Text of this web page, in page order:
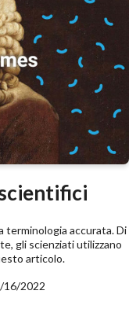
terminologia accurata. Di
gli scienziati utilizzano
articolo.
16/2022